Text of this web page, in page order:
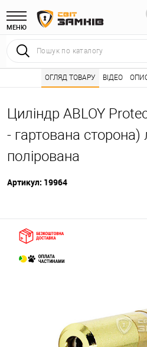
МЕНЮ
Інтернет магазин замків •
Циліндр ABLOY
- гартована сторона)
полірована
Артикул: 19964
ОГЛЯД ТОВАРУ ВІДЕО